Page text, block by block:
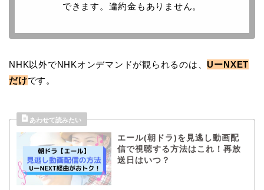
できます。違約金もありません。
NHK以外でNHKオンデマンドが観られるのは、UーNXET
だけです。
エール(朝ドラ)を見逃し動画配
信で視聴する方法はこれ！再放
送日はいつ？